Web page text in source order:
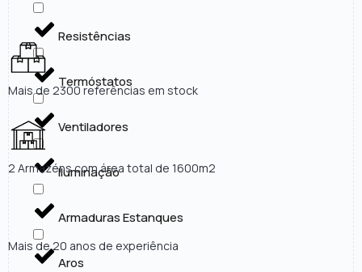
Resistências
Termóstatos
Ventiladores
Iluminação
Armaduras Estanques
Aros
Mais de 2300 referências em stock
2 Armazéns com área total de 1600m2
Mais de 20 anos de experiência